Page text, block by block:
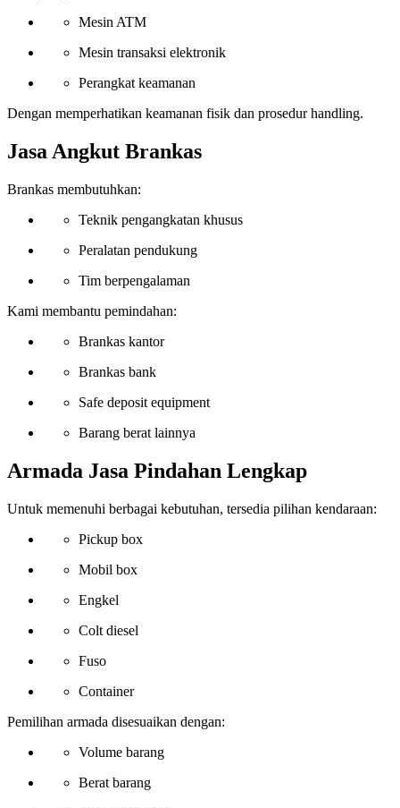
Mesin ATM
Mesin transaksi elektronik
Perangkat keamanan
Dengan memperhatikan keamanan fisik dan prosedur handling.
Jasa Angkut Brankas
Brankas membutuhkan:
Teknik pengangkatan khusus
Peralatan pendukung
Tim berpengalaman
Kami membantu pemindahan:
Brankas kantor
Brankas bank
Safe deposit equipment
Barang berat lainnya
Armada Jasa Pindahan Lengkap
Untuk memenuhi berbagai kebutuhan, tersedia pilihan kendaraan:
Pickup box
Mobil box
Engkel
Colt diesel
Fuso
Container
Pemilihan armada disesuaikan dengan:
Volume barang
Berat barang